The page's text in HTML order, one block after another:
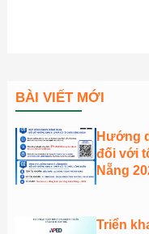
BÀI VIẾT MỚI
Hướng
đối với
Nẵng
Triển